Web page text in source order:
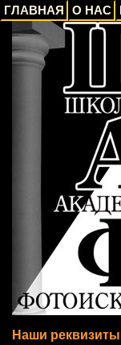
Наши реквизиты
ГЛАВНАЯ О НАС